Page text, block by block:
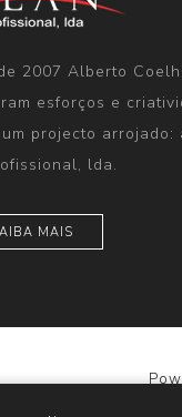
2007 Alberto
esforços e
projecto arrojado:
lda.
MAIS